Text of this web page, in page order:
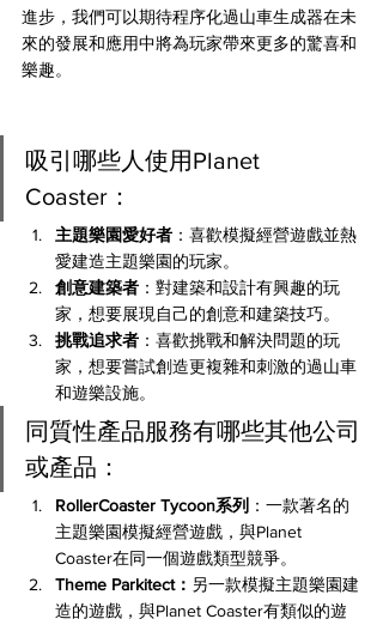
進步，我們可以期待程序化過山車生成器在未
來的發展和應用中將為玩家帶來更多的驚喜和
樂趣。
吸引哪些人使用Planet
Coaster：
主題樂園愛好者 ：喜歡模擬經營遊戲並熱
愛建造主題樂園的玩家。
創意建築者 ：對建築和設計有興趣的玩
家，想要展現自己的創意和建築技巧。
挑戰追求者 ：喜歡挑戰和解決問題的玩
家，想要嘗試創造更複雜和刺激的過山車
和遊樂設施。
同質性產品服務有哪些其他公司
或產品：
RollerCoaster Tycoon系列 ：一款著名的
主題樂園模擬經營遊戲，與Planet
Coaster在同一個遊戲類型競爭。
Theme Parkitect： 另一款模擬主題樂園建
造的遊戲，與Planet Coaster有類似的遊